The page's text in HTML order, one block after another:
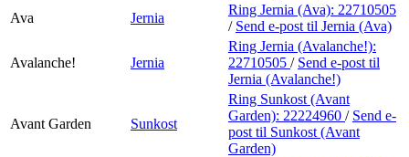
Ava
Jernia
Ring Jernia (Ava): 22710505
/ Send e-post til Jernia (Ava)
Avalanche! Jernia
Ring Jernia (Avalanche!):
22710505 / Send e-post til
Jernia (Avalanche!)
Avant Garden Sunkost
Ring Sunkost (Avant
Garden): 22224960 / Send e-
post til Sunkost (Avant
Garden)